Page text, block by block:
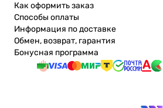
Как оформить заказ
Способы оплаты
Информация по доставке
Обмен, возврат, гарантия
Бонусная программа